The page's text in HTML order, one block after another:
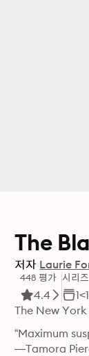
The
저자 Laurie
448 평가
4.4
시리즈
The New
“Maximum
—Tamora